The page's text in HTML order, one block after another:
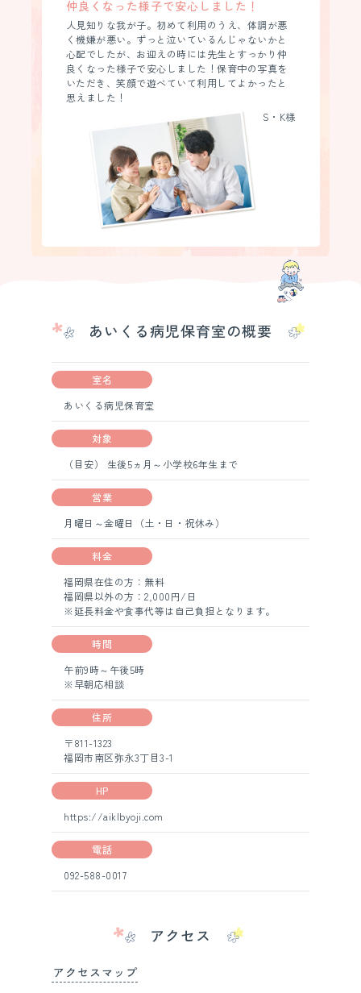
仲良くなった様子で安心しました！
人見知りな我が子。初めて利用のうえ、体調が悪
く機嫌が悪い。ずっと泣いているんじゃないかと
心配でしたが、お迎えの時には先生とすっかり仲
良くなった様子で安心しました！保育中の写真を
いただき、笑顔で遊べていて利用してよかったと
思えました！
S・K様
あいくる病児保育室の概要
室名
あいくる病児保育室
対象
（目安） 生後5ヵ月～小学校6年生まで
営業
月曜日～金曜日（土・日・祝休み）
料金
福岡県在住の方：無料
福岡県以外の方：2,000円/日
※延長料金や食事代等は自己負担となります。
時間
午前9時～午後5時
※早朝応相談
住所
〒811-1323
福岡市南区弥永3丁目3-1
HP
https://aiklbyoji.com
電話
092-588-0017
アクセス
アクセスマップ